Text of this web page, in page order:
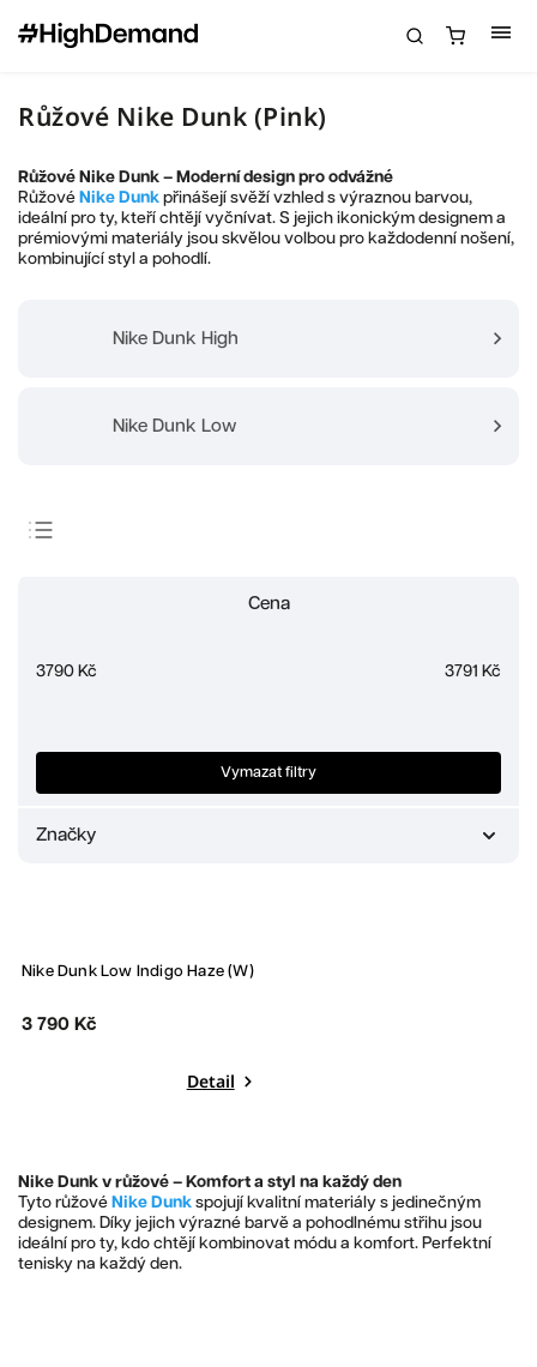
Růžové Nike Dunk (Pink)
Růžové Nike Dunk – Moderní design pro odvážné
Růžové Nike Dunk přinášejí svěží vzhled s výraznou barvou,
ideální pro ty, kteří chtějí vyčnívat. S jejich ikonickým designem a
prémiovými materiály jsou skvělou volbou pro každodenní nošení,
kombinující styl a pohodlí.
Nike Dunk High
Nike Dunk Low
Nejprodávanější
Cena
3790 Kč 3791 Kč
Značky
Vymazat filtry
Nike Dunk Low Indigo Haze (W)
3 790 Kč
Detail
Nike Dunk v růžové – Komfort a styl na každý den
Tyto růžové Nike Dunk spojují kvalitní materiály s jedinečným
designem. Díky jejich výrazné barvě a pohodlnému střihu jsou
ideální pro ty, kdo chtějí kombinovat módu a komfort. Perfektní
tenisky na každý den.